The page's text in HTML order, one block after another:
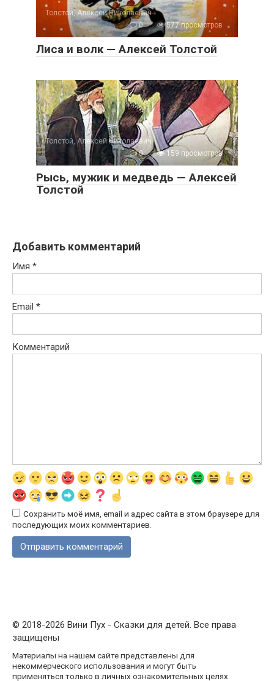
Толстой, Алексей Николаевич
0
577 просмотров
Лиса и волк — Алексей Толстой
Толстой, Алексей Николаевич
0
159 просмотров
Рысь, мужик и медведь — Алексей
Толстой
Добавить комментарий
Имя *
Email *
Комментарий
Сохранить моё имя, email и адрес сайта в этом браузере для
последующих моих комментариев.
© 2018-2026 Вини Пух - Сказки для детей. Все права
защищены
Материалы на нашем сайте представлены для
некоммерческого использования и могут быть
применяться только в личных ознакомительных целях.